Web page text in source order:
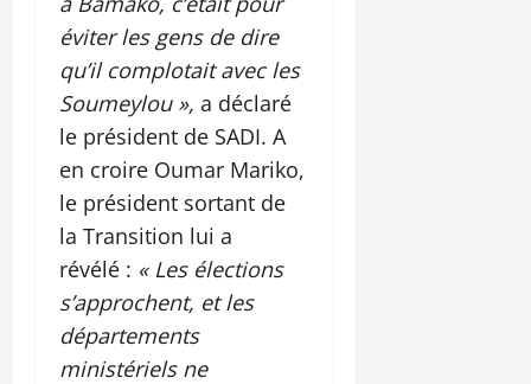
éviter les gens de dire
qu’il complotait avec les
Soumeylou », a déclaré
le président de SADI. A
en croire Oumar Mariko,
le président sortant de
la Transition lui a
révélé : « Les élections
s’approchent, et les
départements
ministériels ne